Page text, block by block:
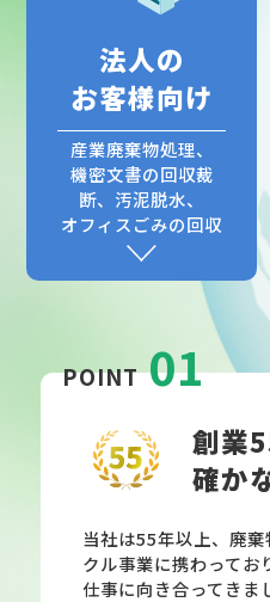
法人の
お客様向け
産業廃棄物処理、
機密文書の回収裁
断、汚泥脱水、
オフィスごみの回収
POINT 01
創業
確か
当社は55年以上、廃
クル事業に携わってお
仕事に向き合ってきま